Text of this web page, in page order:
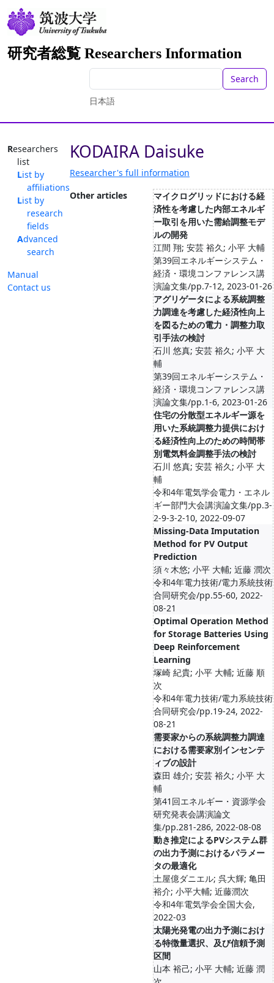
研究者総覧 Researchers Information
Search
日本語
Researchers
list
List by
affiliations
List by
research
fields
Advanced
search
Manual
Contact us
KODAIRA Daisuke
Researcher's full information
Other articles
マイクログリッドにおける経
済性を考慮した内部エネルギ
ー取引を用いた需給調整モデ
ルの開発
江間 翔; 安芸 裕久; 小平 大輔
第39回エネルギーシステム・
経済・環境コンファレンス講
演論文集/pp.7-12, 2023-01-26
アグリゲータによる系統調整
力調達を考慮した経済性向上
を図るための電力・調整力取
引手法の検討
石川 悠真; 安芸 裕久; 小平 大
輔
第39回エネルギーシステム・
経済・環境コンファレンス講
演論文集/pp.1-6, 2023-01-26
住宅の分散型エネルギー源を
用いた系統調整力提供におけ
る経済性向上のための時間帯
別電気料金調整手法の検討
石川 悠真; 安芸 裕久; 小平 大
輔
令和4年電気学会電力・エネル
ギー部門大会講演論文集/pp.3-
2-9-3-2-10, 2022-09-07
Missing-Data Imputation
Method for PV Output
Prediction
須々木悠; 小平 大輔; 近藤 潤次
令和4年電力技術/電力系統技術
合同研究会/pp.55-60, 2022-
08-21
Optimal Operation Method
for Storage Batteries Using
Deep Reinforcement
Learning
塚崎 紀貴; 小平 大輔; 近藤 順
次
令和4年電力技術/電力系統技術
合同研究会/pp.19-24, 2022-
08-21
需要家からの系統調整力調達
における需要家別インセンテ
ィブの設計
森田 雄介; 安芸 裕久; 小平 大
輔
第41回エネルギー・資源学会
研究発表会講演論文
集/pp.281-286, 2022-08-08
動き推定によるPVシステム群
の出力予測におけるパラメー
タの最適化
土屋億ダニエル; 呉大輝; 亀田
裕介; 小平大輔; 近藤潤次
令和4年電気学会全国大会,
2022-03
太陽光発電の出力予測におけ
る特徴量選択、及び信頼予測
区間
山本 裕己; 小平 大輔; 近藤 潤